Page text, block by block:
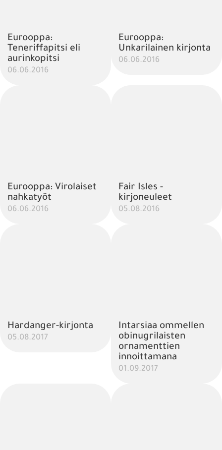
Eurooppa:
Teneriffapitsi eli
aurinkopitsi
06.06.2016
Eurooppa:
Unkarilainen kirjonta
06.06.2016
Eurooppa: Virolaiset
nahkatyöt
06.06.2016
Fair Isles -
kirjoneuleet
05.08.2016
Hardanger-kirjonta
05.08.2017
Intarsiaa ommellen
obinugrilaisten
ornamenttien
innoittamana
01.09.2017